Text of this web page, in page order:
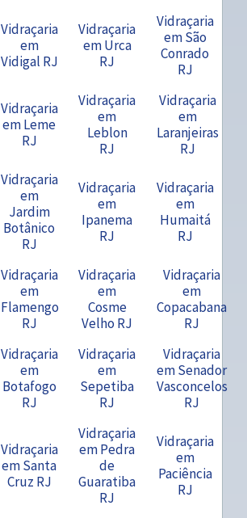
Vidraçaria
em
Vidigal RJ
Vidraçaria
em Urca
RJ
Vidraçaria
em São
Conrado
RJ
Vidraçaria
em Leme
RJ
Vidraçaria
em
Leblon
RJ
Vidraçaria
em
Laranjeiras
RJ
Vidraçaria
em
Jardim
Botânico
RJ
Vidraçaria
em
Ipanema
RJ
Vidraçaria
em
Humaitá
RJ
Vidraçaria
em
Flamengo
RJ
Vidraçaria
em
Cosme
Velho RJ
Vidraçaria
em
Copacabana
RJ
Vidraçaria
em
Botafogo
RJ
Vidraçaria
em
Sepetiba
RJ
Vidraçaria
em Senador
Vasconcelos
RJ
Vidraçaria
em Santa
Cruz RJ
Vidraçaria
em Pedra
de
Guaratiba
RJ
Vidraçaria
em
Paciência
RJ